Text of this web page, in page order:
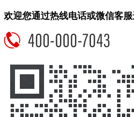
欢迎您通过热线电话或微信客